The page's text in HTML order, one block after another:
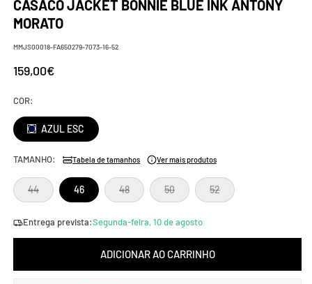
CASACO JACKET BONNIE BLUE INK ANTONY
MORATO
SKU:
MMJS00018-FA650279-7073-16-52
Preço
159,00€
COR:
AZUL ESC
TAMANHO: Tabela de tamanhos Ver mais produtos
44Variante
esgotada
indisponível
46 48Variante
esgotada
indisponível
50Variante
esgotada
indisponível
52Variante
esgotada
Entrega prevista:Segunda-feira, 10 de agosto
ADICIONAR AO CARRINHO